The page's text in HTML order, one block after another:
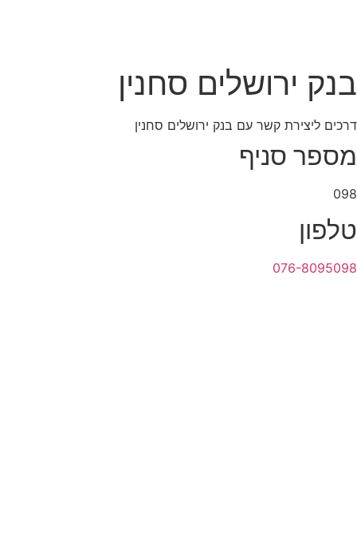
בנק ירושלים סחנין
דרכים ליצירת קשר עם בנק ירושלים סחנין
מספר סניף
098
טלפון
‎076-8095098